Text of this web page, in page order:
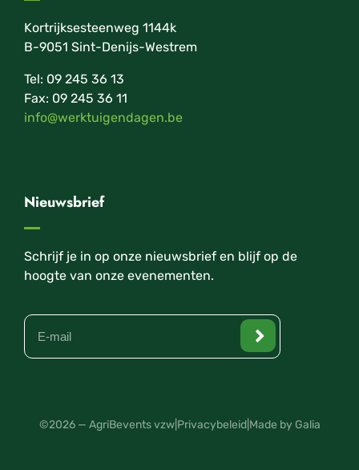
Kortrijksesteenweg 1144k
B-9051 Sint-Denijs-Westrem
Tel: 09 245 36 13
Fax: 09 245 36 11
info@werktuigendagen.be
Nieuwsbrief
Schrijf je in op onze nieuwsbrief en blijf op de
hoogte van onze evenementen.
©2026 — AgriBevents vzw| Privacybeleid| Made by Galia